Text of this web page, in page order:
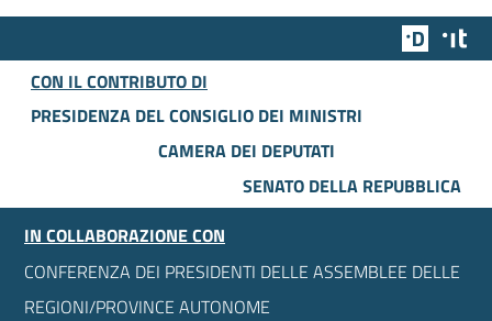
Team
CON IL CONTRIBUTO DI
PRESIDENZA DEL CONSIGLIO DEI MINISTRI
CAMERA DEI DEPUTATI
SENATO DELLA REPUBBLICA
IN COLLABORAZIONE CON
CONFERENZA DEI PRESIDENTI DELLE ASSEMBLEE DELLE
REGIONI/PROVINCE AUTONOME